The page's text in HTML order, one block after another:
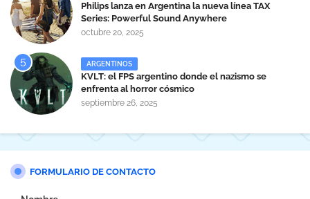
Philips lanza en Argentina la nueva línea TAX
Series: Powerful Sound Anywhere
octubre 20, 2025
ARGENTINOS
KVLT: el FPS argentino donde el nazismo se
enfrenta al horror cósmico
septiembre 26, 2025
FORMULARIO DE CONTACTO